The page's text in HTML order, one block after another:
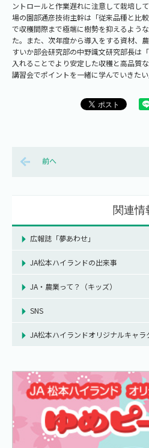
ントロールと作業遅れに注意して栽培し
場の園部通彦技術主幹は「従来品種と比
で収穫間際まで極端に樹勢を抑えるよう
た。また、次年度から導入をする資材、
すいか部会研究部の中野識文研究部長は
入れることでより安定した収穫と高品質
講習会でポイントを一緒に学んでいきたい
前へ
関連情
広報誌「夢あわせ」
JA松本ハイランドの出来事
JA・農業って？（キッズ）
SNS
JA松本ハイランドオリジナルキャ